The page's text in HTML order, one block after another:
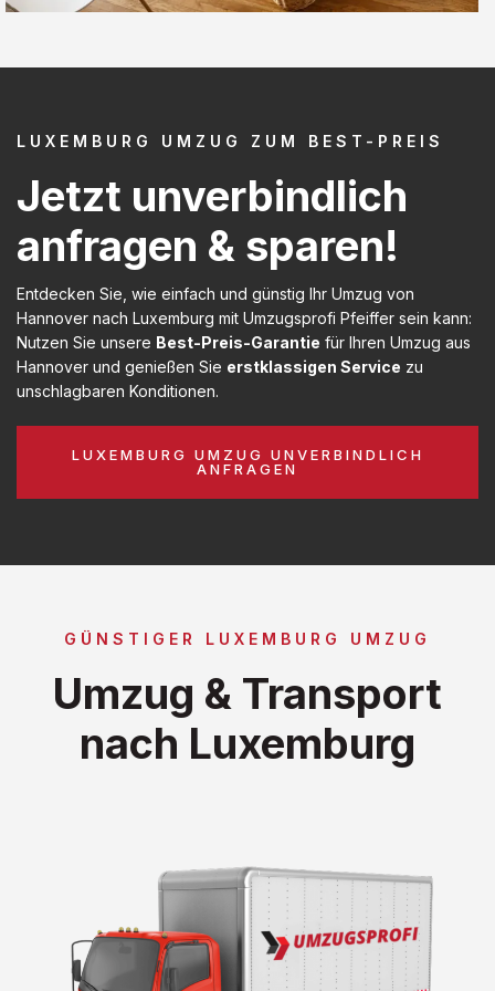
LUXEMBURG UMZUG ZUM BEST-PREIS
Jetzt unverbindlich
anfragen & sparen!
Entdecken Sie, wie einfach und günstig Ihr Umzug von
Hannover nach Luxemburg mit Umzugsprofi Pfeiffer sein kann:
Nutzen Sie unsere Best-Preis-Garantie für Ihren Umzug aus
Hannover und genießen Sie erstklassigen Service zu
unschlagbaren Konditionen.
LUXEMBURG UMZUG UNVERBINDLICH
ANFRAGEN
GÜNSTIGER LUXEMBURG UMZUG
Umzug & Transport
nach Luxemburg